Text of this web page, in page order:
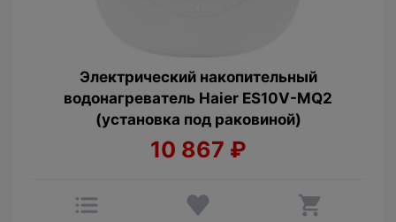
Электрический накопительный
водонагреватель Haier ES10V-MQ2
(установка под раковиной)
10 867 ₽